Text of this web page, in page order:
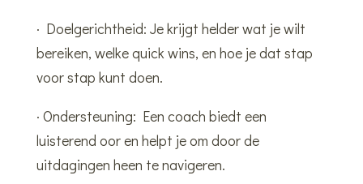
· Doelgerichtheid: Je krijgt helder wat je wilt
bereiken, welke quick wins, en hoe je dat stap
voor stap kunt doen.
· Ondersteuning: Een coach biedt een
luisterend oor en helpt je om door de
uitdagingen heen te navigeren.